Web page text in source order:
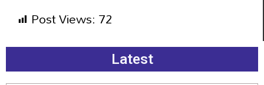
Post Views:72
Latest